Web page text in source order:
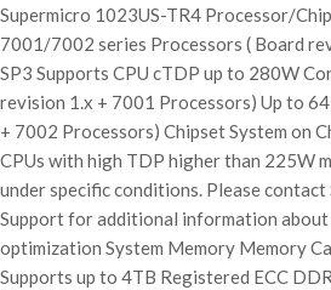
Supermicro 1023US-TR4 Processor/
7001/7002 series Processors ( Board
SP3 Supports CPU cTDP up to 280W
revision 1.x + 7001 Processors) Up to
+ 7002 Processors) Chipset System on
CPUs with high TDP higher than 225W
under specific conditions. Please contact
Support for additional information about
optimization System Memory Memory
Supports up to 4TB Registered ECC